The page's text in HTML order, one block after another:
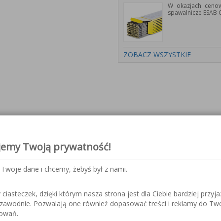
W okazjach
spawalnicze ESAB
ZOBACZ WSZYSTKIE
wybranych produktów
serii PYXAR
Twoją prywatność!
dane i chcemy, żebyś był z nami.
ciasteczek, dzięki którym nasza strona jest dla Ciebie bardziej
Pozwalają one również dopasować treści i reklamy do